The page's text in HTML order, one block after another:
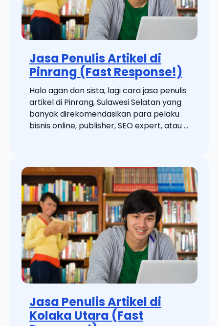
Jasa Penulis Artikel di
Pinrang (Fast Response!)
Halo agan dan sista, lagi cara jasa penulis
artikel di Pinrang, Sulawesi Selatan yang
banyak direkomendasikan para pelaku
bisnis online, publisher, SEO expert, atau ...
Jasa Penulis Artikel di
Kolaka Utara (Fast